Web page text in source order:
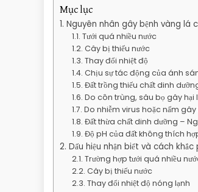
Mục lục
Nguyên nhân gây bệnh vàng lá
Tưới quá nhiều nước
Cây bị thiếu nước
Thay đổi nhiệt độ
Chịu sự tác động của ánh
Đất trồng thiếu chất dinh
Do côn trùng, sâu bọ gây
Do nhiễm virus hoặc nấm gây
Đất thừa chất dinh dưỡng –
Độ pH của đất không thích
Dấu hiệu nhận biết và cách
Trường hợp tưới quá nhiều
Cây bị thiếu nước
Thay đổi nhiệt độ nóng lạnh